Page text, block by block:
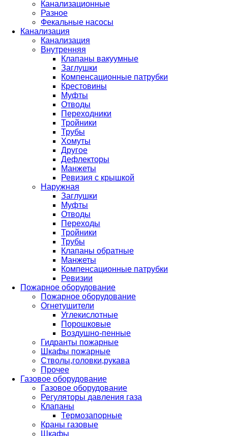
Канализационные
Разное
Фекальные насосы
Канализация
Канализация
Внутренняя
Клапаны вакуумные
Заглушки
Компенсационные патрубки
Крестовины
Муфты
Отводы
Переходники
Тройники
Трубы
Хомуты
Другое
Дефлекторы
Манжеты
Ревизия с крышкой
Наружная
Заглушки
Муфты
Отводы
Переходы
Тройники
Трубы
Клапаны обратные
Манжеты
Компенсационные патрубки
Ревизии
Пожарное оборудование
Пожарное оборудование
Огнетушители
Углекислотные
Порошковые
Воздушно-пенные
Гидранты пожарные
Шкафы пожарные
Стволы,головки,рукава
Прочее
Газовое оборудование
Газовое оборудование
Регуляторы давления газа
Клапаны
Термозапорные
Краны газовые
Шкафы